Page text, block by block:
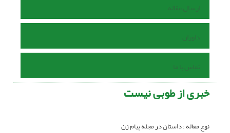
ارسال مقاله
داوران
تماس با ما
خبری از طوبی نیست
نوع مقاله : داستان در مجله پیام زن